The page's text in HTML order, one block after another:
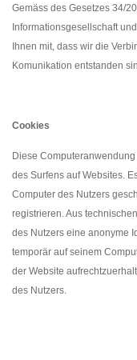
Gemäss des Gesetzes 34/
Informationsgesellschaft
Ihnen mit, dass wir die
Komunikation entstanden
Cookies
Diese
des Surfens auf Websites.
Computer des Nutzers
registrieren. Aus
des Nutzers eine anonyme
temporär auf seinem
der Website
des Nutzers.